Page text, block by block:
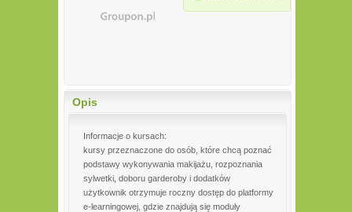
Opis
Informacje o kursach:
kursy przeznaczone do osób, które chcą poznać
podstawy wykonywania makijażu, rozpoznania
sylwetki, doboru garderoby i dodatków
użytkownik otrzymuje roczny dostęp do platformy
e-learningowej, gdzie znajdują się moduły